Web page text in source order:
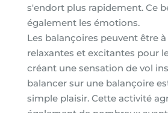
s'endort plus rapidement. Ce
également les émotions.
Les balançoires peuvent être à
relaxantes et excitantes pour
créant une sensation de vol
balancer sur une balançoire
simple plaisir. Cette activité